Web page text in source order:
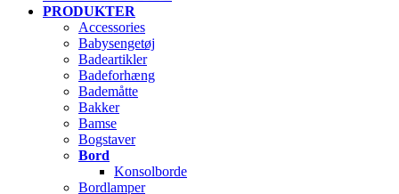
PRODUKTER
Accessories
Babysengetøj
Badeartikler
Badeforhæng
Bademåtte
Bakker
Bamse
Bogstaver
Bord
Konsolborde
Bordlamper